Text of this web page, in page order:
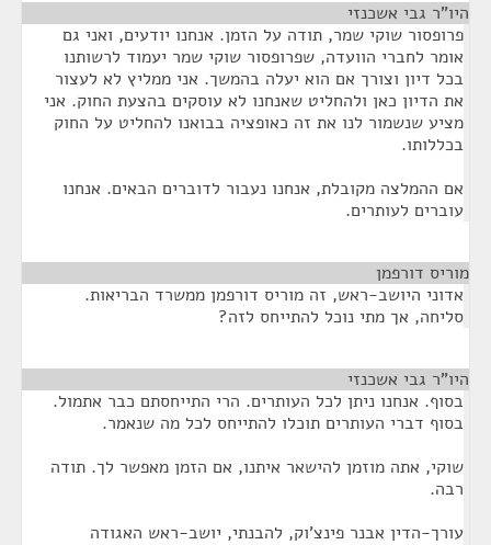
היו"ר גבי אשכנזי
פרופסור שוקי שמר, תודה על הזמן. אנחנו יודעים, ואני גם
אומר לחברי הוועדה, שפרופסור שוקי שמר יעמוד לרשותנו
בכל דיון וצורך אם הוא יעלה בהמשך. אני ממליץ לא לעצור
את הדיון כאן ולהחליט שאנחנו לא עוסקים בהצעת החוק. אני
מציע שנשמור לנו את זה כאופציה בבואנו להחליט על החוק
בכללותו.
אם ההמלצה מקובלת, אנחנו נעבור לדוברים הבאים. אנחנו
עוברים לעותרים.
מוריס דורפמן
אדוני היושב-ראש, זה מוריס דורפמן ממשרד הבריאות.
סליחה, אך מתי נוכל להתייחס לזה?
היו"ר גבי אשכנזי
בסוף. אנחנו ניתן לכל העותרים. הרי התייחסתם כבר אתמול.
בסוף דברי העותרים תוכלו להתייחס לכל מה שנאמר.
שוקי, אתה מוזמן להישאר איתנו, אם הזמן מאפשר לך. תודה
רבה.
עורך-הדין אבנר פינצ'וק, להבנתי, יושב-ראש האגודה